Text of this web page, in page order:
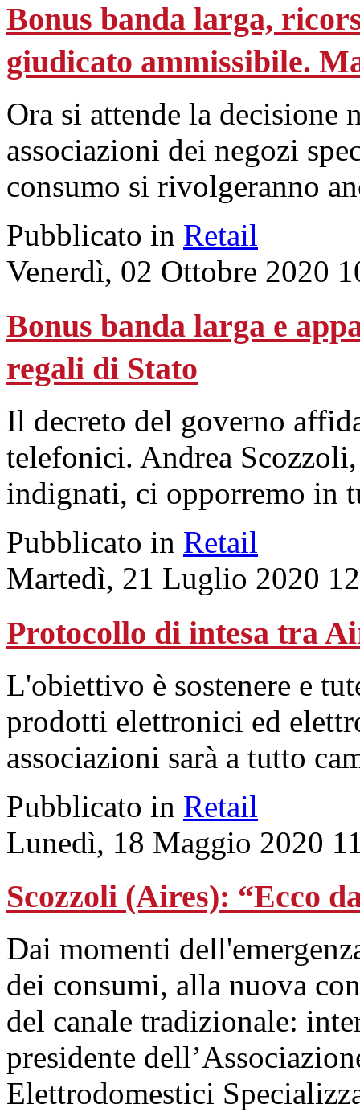
Bonus banda larga,
giudicato ammissibile.
Ora si attende la decisione
associazioni dei negozi
consumo si rivolgeranno
Pubblicato in Retail
Venerdì, 02 Ottobre 2020
Bonus banda larga e
regali di Stato
Il decreto del governo
telefonici. Andrea
indignati, ci opporremo in
Pubblicato in Retail
Martedì, 21 Luglio 2020
Protocollo di intesa tra
L'obiettivo è sostenere e
prodotti elettronici ed
associazioni sarà a tutto
Pubblicato in Retail
Lunedì, 18 Maggio 2020
Scozzoli (Aires): “Ecco
Dai momenti
dei consumi, alla nuova
del canale tradizionale:
presidente
Elettrodomestici